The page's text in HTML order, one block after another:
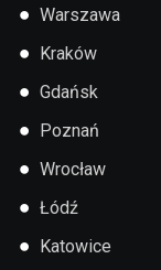
● Warszawa
● Kraków
● Gdańsk
● Poznań
● Wrocław
● Łódź
● Katowice